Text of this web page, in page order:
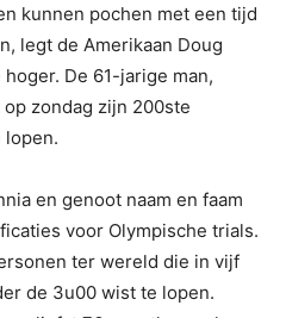
kunnen pochen met een tijd
legt de Amerikaan Doug
De 61-jarige man,
zondag zijn 200ste
lopen.
en genoot naam en faam
voor Olympische trials.
ter wereld die in vijf
de 3u00 wist te lopen.